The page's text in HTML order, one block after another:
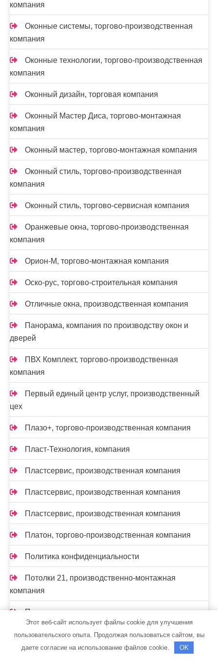
компания
Оконные системы, торгово-производственная
компания
Оконные технологии, торгово-производственная
компания
Оконный дизайн, торговая компания
Оконный Мастер Диса, торгово-монтажная
компания
Оконный мастер, торгово-монтажная компания
Оконный стиль, торгово-производственная
компания
Оконный стиль, торгово-сервисная компания
Оранжевые окна, торгово-производственная
компания
Орион-М, торгово-монтажная компания
Оско-рус, торгово-строительная компания
Отличные окна, производственная компания
Панорама, компания по производству окон и
дверей
ПВХ Комплект, торгово-производственная
компания
Первый единый центр услуг, производственный
цех
Плазо+, торгово-производственная компания
Пласт-Технология, компания
Пластсервис, производственная компания
Пластсервис, производственная компания
Пластсервис, производственная компания
Платон, торгово-производственная компания
Политика конфиденциальности
Потолки 21, производственно-монтажная
компания
Прогресспласт, торгово-монтажная компания
Производственно-ремонтная компания,
Производственно-ремонтная компания
Этот веб-сайт использует файлы cookie для улучшения
пользовательского опыта. Продолжая пользоваться сайтом, вы
даете согласие на использование файлов cookie.
OK